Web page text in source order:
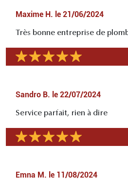
Maxime H. le 21/06/2024
Très bonne entreprise de
Sandro B. le 22/07/2024
Service parfait, rien à dire
Emna M. le 11/08/2024